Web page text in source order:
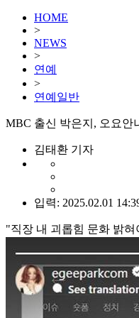
HOME
>
NEWS
>
연예
>
연예일반
MBC 출신 박은지, 오요
김태환 기자
입력: 2025.02.01
"직장 내 괴롭힘 문화 밝혀